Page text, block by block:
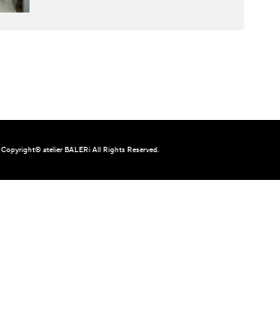
Copyright© atelier BALERi All Rights Reserved.